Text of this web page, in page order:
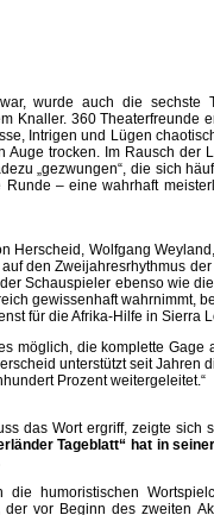
wurde auch die sechste
Knaller. 360 Theaterfreunde
Intrigen und Lügen
Auge trocken. Im Rausch der
„gezwungen“, die sich
– eine wahrhaft
Herscheid, Wolfgang
den Zweijahresrhythmus
Schauspieler ebenso wie
gewissenhaft wahrnimmt,
für die Afrika-Hilfe in Sierra
möglich, die komplette
unterstützt seit Jahren
Prozent weitergeleitet.“
das Wort ergriff, zeigte
Tageblatt“ hat in
humoristischen
der vor Beginn des zweiten